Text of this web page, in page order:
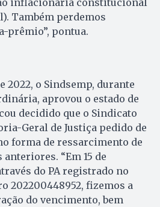
Também perdemos
prêmio”, pontua.
2022, o Sindsemp, durante
aprovou o estado de
decidido que o Sindicato
Geral de Justiça pedido de
forma de ressarcimento de
“Em 15 de
do PA registrado no
202200448952, fizemos a
do vencimento, bem